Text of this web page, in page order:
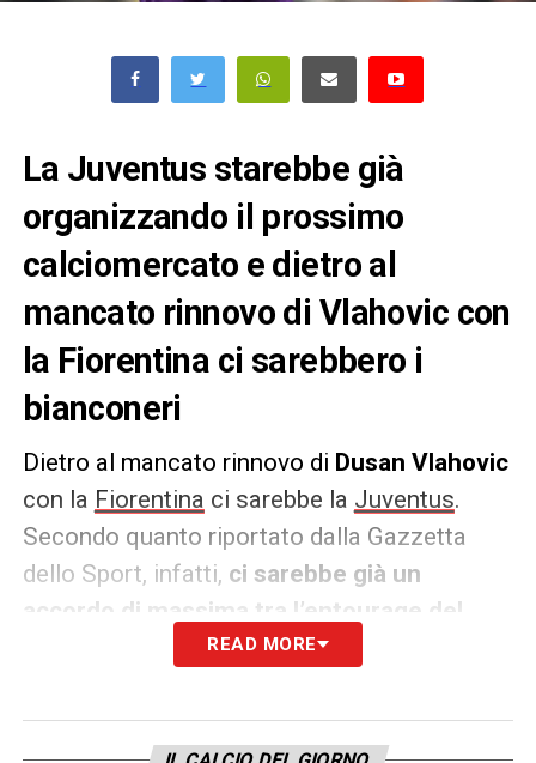
La Juventus starebbe già
organizzando il prossimo
calciomercato e dietro al
mancato rinnovo di Vlahovic con
la Fiorentina ci sarebbero i
bianconeri
Dietro al mancato rinnovo di Dusan Vlahovic
con la Fiorentina ci sarebbe la Juventus.
Secondo quanto riportato dalla Gazzetta
dello Sport, infatti, ci sarebbe già un
accordo di massima tra l’entourage del
giocatore e i bianconeri per giugno
l’intesa tra i club.
READ MORE